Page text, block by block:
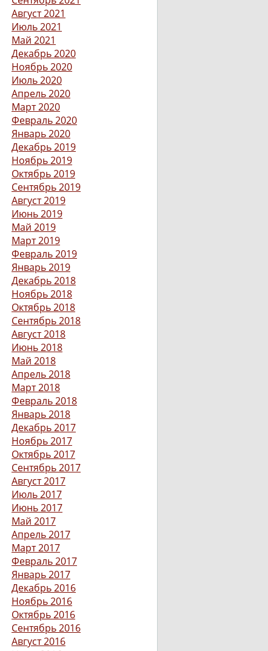
Август 2021
Июль 2021
Май 2021
Декабрь 2020
Ноябрь 2020
Июль 2020
Апрель 2020
Март 2020
Февраль 2020
Январь 2020
Декабрь 2019
Ноябрь 2019
Октябрь 2019
Сентябрь 2019
Август 2019
Июнь 2019
Май 2019
Март 2019
Февраль 2019
Январь 2019
Декабрь 2018
Ноябрь 2018
Октябрь 2018
Сентябрь 2018
Август 2018
Июнь 2018
Май 2018
Апрель 2018
Март 2018
Февраль 2018
Январь 2018
Декабрь 2017
Ноябрь 2017
Октябрь 2017
Сентябрь 2017
Август 2017
Июль 2017
Июнь 2017
Май 2017
Апрель 2017
Март 2017
Февраль 2017
Январь 2017
Декабрь 2016
Ноябрь 2016
Октябрь 2016
Сентябрь 2016
Август 2016